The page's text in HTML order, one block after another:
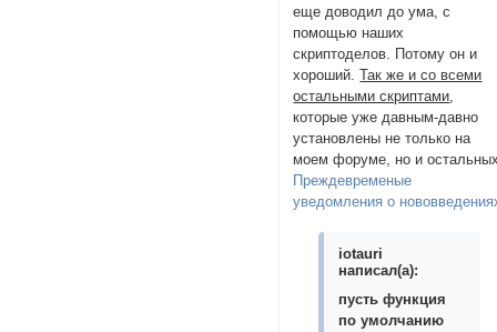
еще доводил до ума, с
помощью наших
скриптоделов. Потому он и
хороший.Так же и со всеми
остальными скриптами
которые уже давным-давно
установлены не только на
моем форуме, но и
Преждевременые
уведомления о
iotauri
написал(а):
пусть функция
по умолчанию